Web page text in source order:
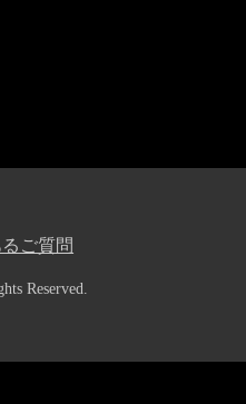
ご質問
Reserved.